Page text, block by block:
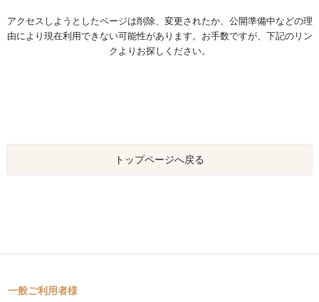
アクセスしようとしたページは削除、変更されたか、公開準備中などの理
由により現在利用できない可能性があります。お手数ですが、下記のリン
クよりお探しください。
トップページへ戻る
一般ご利用者様